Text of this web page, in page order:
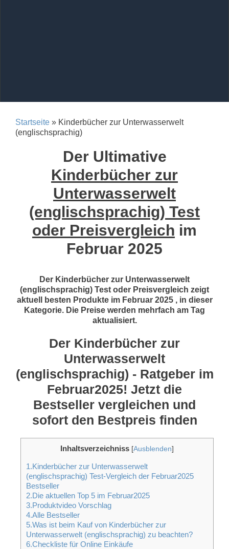
Startseite » Kinderbücher zur Unterwasserwelt
(englischsprachig)
Der Ultimative
Kinderbücher zur
Unterwasserwelt
(englischsprachig) Test
oder Preisvergleich im
Februar 2025
Der Kinderbücher zur Unterwasserwelt
(englischsprachig) Test oder Preisvergleich zeigt
aktuell besten Produkte im Februar 2025 , in dieser
Kategorie. Die Preise werden mehrfach am Tag
aktualisiert.
Der Kinderbücher zur
Unterwasserwelt
(englischsprachig) - Ratgeber im
Februar2025! Jetzt die
Bestseller vergleichen und
sofort den Bestpreis finden
Inhaltsverzeichniss [Ausblenden]
1.Kinderbücher zur Unterwasserwelt
(englischsprachig) Test-Vergleich der Februar2025
Bestseller
2.Die aktuellen Top 5 im Februar2025
3.Produktvideo Vorschlag
4.Alle Bestseller
5.Was ist beim Kauf von Kinderbücher zur
Unterwasserwelt (englischsprachig) zu beachten?
6.Checkliste für Online Einkäufe